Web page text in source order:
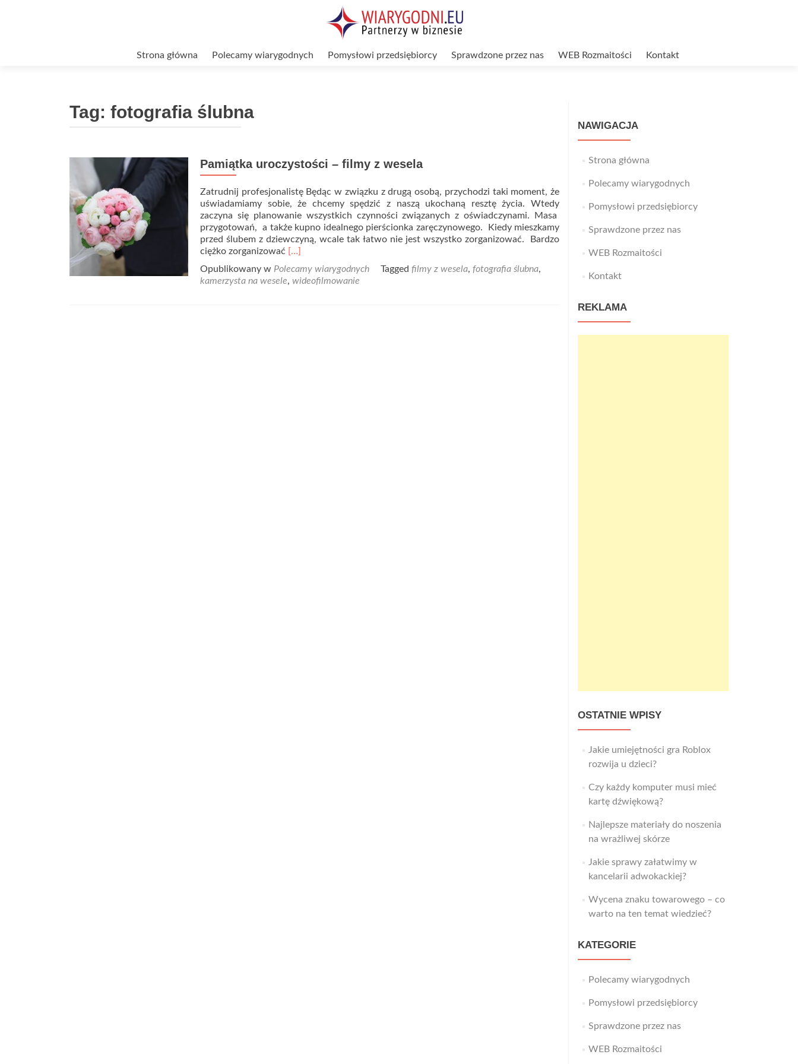
Strona główna Polecamy wiarygodnych Pomysłowi przedsiębiorcy Sprawdzone przez nas WEB Rozmaitości Kontakt
Tag: fotografia ślubna
Pamiątka uroczystości – filmy z wesela
Zatrudnij profesjonalistę Będąc w związku z drugą osobą, przychodzi taki moment, że
uświadamiamy sobie, że chcemy spędzić z naszą ukochaną resztę życia. Wtedy
zaczyna się planowanie wszystkich czynności związanych z oświadczynami. Masa
przygotowań, a także kupno idealnego pierścionka zaręczynowego. Kiedy mieszkamy
przed ślubem z dziewczyną, wcale tak łatwo nie jest wszystko zorganizować. Bardzo
ciężko zorganizować Read
about
Pamiątka
[…]
Opublikowany w Polecamy wiarygodnych Tagged filmy z wesela, fotografia ślubna,
kamerzysta na wesele, wideofilmowanie
NAWIGACJA
Strona główna
Polecamy wiarygodnych
Pomysłowi przedsiębiorcy
Sprawdzone przez nas
WEB Rozmaitości
Kontakt
REKLAMA
OSTATNIE WPISY
Jakie umiejętności gra Roblox
rozwija u dzieci?
Czy każdy komputer musi mieć
kartę dźwiękową?
Najlepsze materiały do noszenia
na wrażliwej skórze
Jakie sprawy załatwimy w
kancelarii adwokackiej?
Wycena znaku towarowego – co
warto na ten temat wiedzieć?
KATEGORIE
Polecamy wiarygodnych
Pomysłowi przedsiębiorcy
Sprawdzone przez nas
WEB Rozmaitości